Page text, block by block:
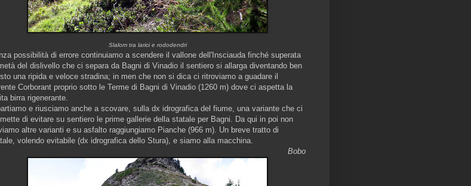
Slalom tra larici e rododendri
possibilità di errore continuiamo a scendere il vallone dell'Insciauda finché superata
del dislivello che ci separa da Bagni di Vinadio il sentiero si allarga diventando ben
una ripida e veloce stradina; in men che non si dica ci ritroviamo a guadare il
Corborant proprio sotto le Terme di Bagni di Vinadio (1260 m) dove ci aspetta la
birra rigenerante.
e riusciamo anche a scovare, sulla dx idrografica del fiume, una variante che ci
di evitare su sentiero le prime gallerie della statale per Bagni. Da qui in poi non
altre varianti e su asfalto raggiungiamo Pianche (966 m). Un breve tratto di
volendo evitabile (dx idrografica dello Stura), e siamo alla macchina.
Bobo